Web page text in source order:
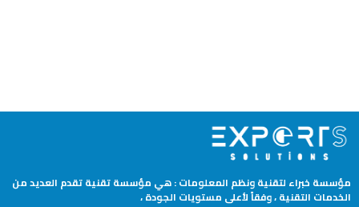
مؤسسة خبراء لتقنية ونظم المعلومات : هي مؤسسة تقنية تقدم العديد من
الخدمات التقنية ، وفقاً لأعلى مستويات الجودة ،